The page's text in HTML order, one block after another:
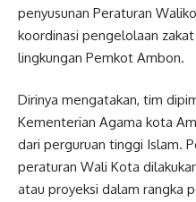
penyusunan Peraturan
koordinasi pengelolaan
lingkungan Pemkot Ambon.
Dirinya mengatakan, tim
Kementerian Agama kota
dari perguruan tinggi Islam.
peraturan Wali Kota
atau proyeksi dalam rangka